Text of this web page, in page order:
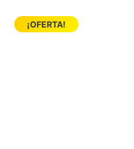
¡OFERTA!